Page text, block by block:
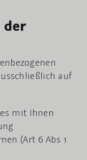
der
auf
mit Ihnen
(Art 6 Abs 1